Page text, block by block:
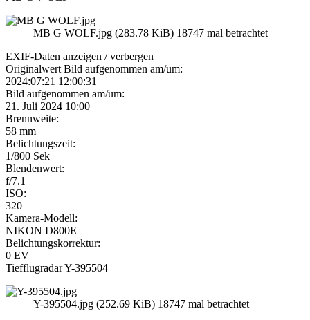
MB G WOLF.jpg (283.78 KiB) 18747 mal betrachtet
EXIF-Daten anzeigen / verbergen
Originalwert Bild aufgenommen am/um:
2024:07:21 12:00:31
Bild aufgenommen am/um:
21. Juli 2024 10:00
Brennweite:
58 mm
Belichtungszeit:
1/800 Sek
Blendenwert:
f/7.1
ISO:
320
Kamera-Modell:
NIKON D800E
Belichtungskorrektur:
0 EV
Tiefflugradar Y-395504
Y-395504.jpg (252.69 KiB) 18747 mal betrachtet